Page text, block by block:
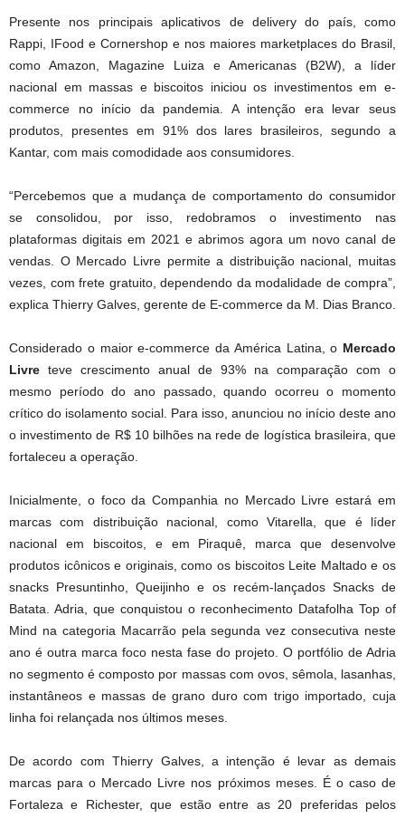
Presente nos principais aplicativos de delivery do país, como
Rappi, IFood e Cornershop e nos maiores marketplaces do Brasil,
como Amazon, Magazine Luiza e Americanas (B2W), a líder
nacional em massas e biscoitos iniciou os investimentos em e-
commerce no início da pandemia. A intenção era levar seus
produtos, presentes em 91% dos lares brasileiros, segundo a
Kantar, com mais comodidade aos consumidores.
“Percebemos que a mudança de comportamento do consumidor
se consolidou, por isso, redobramos o investimento nas
plataformas digitais em 2021 e abrimos agora um novo canal de
vendas. O Mercado Livre permite a distribuição nacional, muitas
vezes, com frete gratuito, dependendo da modalidade de compra”,
explica Thierry Galves, gerente de E-commerce da M. Dias Branco.
Considerado o maior e-commerce da América Latina, o Mercado
Livre teve crescimento anual de 93% na comparação com o
mesmo período do ano passado, quando ocorreu o momento
crítico do isolamento social. Para isso, anunciou no início deste ano
o investimento de R$ 10 bilhões na rede de logística brasileira, que
fortaleceu a operação.
Inicialmente, o foco da Companhia no Mercado Livre estará em
marcas com distribuição nacional, como Vitarella, que é líder
nacional em biscoitos, e em Piraquê, marca que desenvolve
produtos icônicos e originais, como os biscoitos Leite Maltado e os
snacks Presuntinho, Queijinho e os recém-lançados Snacks de
Batata. Adria, que conquistou o reconhecimento Datafolha Top of
Mind na categoria Macarrão pela segunda vez consecutiva neste
ano é outra marca foco nesta fase do projeto. O portfólio de Adria
no segmento é composto por massas com ovos, sêmola, lasanhas,
instantâneos e massas de grano duro com trigo importado, cuja
linha foi relançada nos últimos meses.
De acordo com Thierry Galves, a intenção é levar as demais
marcas para o Mercado Livre nos próximos meses. É o caso de
Fortaleza e Richester, que estão entre as 20 preferidas pelos